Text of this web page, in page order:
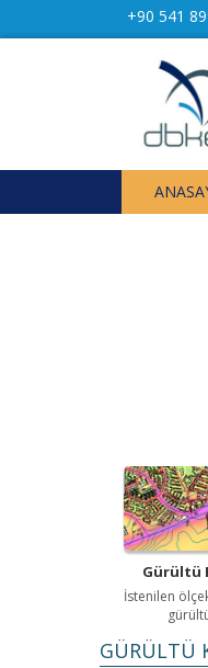
+90 541
Gürültü
İstenilen
GÜRÜLTÜ